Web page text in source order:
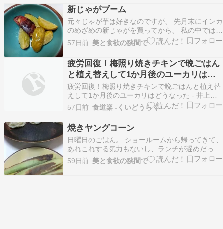
新じゃがブーム
元々じゃが芋は好きなのですが、 先月末にインカ
のめざめの新じゃがを買ってから、 私の中ではじ
ゃがいもブーム。 先日はスーパーの産直コーナー
で、 グラウンドペチカという皮が真っ赤な品種に
出会ったので。 インカのめざめと少しずつカット
して、少しだけオイルをかけてエアオーブンへ。
フラ…
57日前 美と食欲の狭間で
疲労回復！梅照り焼きチキンで晩ごはん
と植え替えして1か月後のユーカリはど
うなった
疲労回復！梅照り焼きチキンで晩ごはんと植え替
えして1か月後のユーカリはどうなった - 井上か
なえオフィシャルブログ 「母ちゃんちの晩御飯と
どたばた日記」 続きを読む
57日前 食道楽 -くいどうらく-
焼きヤングコーン
日曜日のごはん。 ショールームから帰ってきて、
あれこれする気力もないし、ランチが遅めだった
ので。 軽く呑むのにおつまみ程度でいいかってこ
とで。 ダンナくんが冷凍餃子を焼いてくれて。
59日前 美と食欲の狭間で